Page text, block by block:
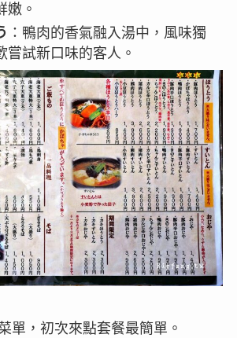
嫩。
：鴨肉的香氣融入湯中，風味獨
嘗試新口味的客人。
單，初次來點套餐最簡單。